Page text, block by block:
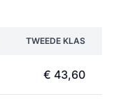
TWEEDE KLAS
€ 43,60